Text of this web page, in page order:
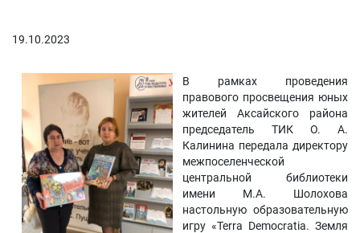
19.10.2023
В рамках проведения
правового просвещения юных
жителей Аксайского района
председатель ТИК О. А.
Калинина передала директору
межпоселенческой
центральной библиотеки
имени М.А. Шолохова
настольную образовательную
игру «Terra Democratia. Земля